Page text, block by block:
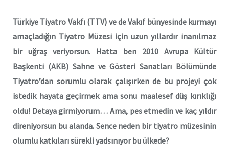
Türkiye Tiyatro Vakfı (TTV) ve de Vakıf bünyesinde kurmayı
amaçladığın Tiyatro Müzesi için uzun yıllardır inanılmaz
bir uğraş veriyorsun. Hatta ben 2010 Avrupa Kültür
Başkenti (AKB) Sahne ve Gösteri Sanatları Bölümünde
Tiyatro’dan sorumlu olarak çalışırken de bu projeyi çok
istedik hayata geçirmek ama sonu maalesef düş kırıklığı
oldu! Detaya girmiyorum… Ama, pes etmedin ve kaç yıldır
direniyorsun bu alanda. Sence neden bir tiyatro müzesinin
olumlu katkıları sürekli yadsınıyor bu ülkede?